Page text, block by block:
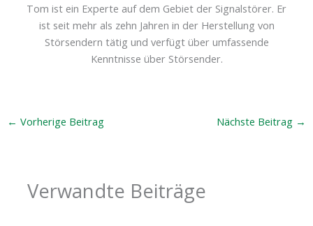
Tom ist ein Experte auf dem Gebiet der Signalstörer. Er
ist seit mehr als zehn Jahren in der Herstellung von
Störsendern tätig und verfügt über umfassende
Kenntnisse über Störsender.
← Vorherige Beitrag Nächste Beitrag →
Verwandte Beiträge